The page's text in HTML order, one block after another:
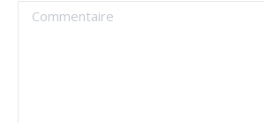
Commentaire